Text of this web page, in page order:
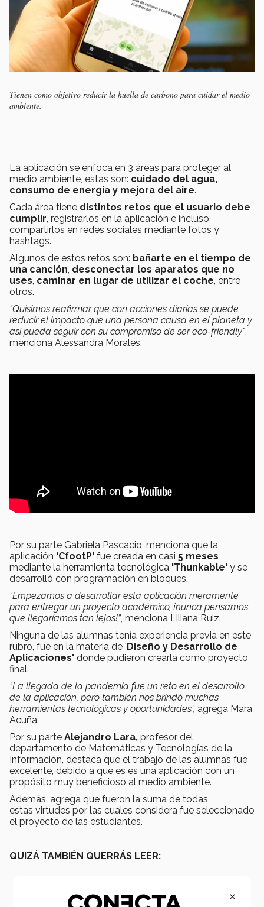
Tienen como objetivo reducir la huella de carbono para cuidar el medio
ambiente.
La aplicación se enfoca en 3 áreas para proteger al
medio ambiente, estas son: cuidado del agua,
consumo de energía y mejora del aire.
Cada área tiene distintos retos que el usuario debe
cumplir, registrarlos en la aplicación e incluso
compartirlos en redes sociales mediante fotos y
hashtags.
Algunos de estos retos son: bañarte en el tiempo de
una canción, desconectar los aparatos que no
uses, caminar en lugar de utilizar el coche, entre
otros.
“Quisimos reafirmar que con acciones diarias se puede
reducir el impacto que una persona causa en el planeta y
así pueda seguir con su compromiso de ser eco-friendly",
menciona Alessandra Morales.
Por su parte Gabriela Pascacio, menciona que la
aplicación 'CfootP' fue creada en casi 5 meses
mediante la herramienta tecnológica 'Thunkable' y se
desarrolló con programación en bloques.
“Empezamos a desarrollar esta aplicación meramente
para entregar un proyecto académico, ¡nunca pensamos
que llegaríamos tan lejos!”, menciona Liliana Ruiz.
Ninguna de las alumnas tenía experiencia previa en este
rubro, fue en la materia de 'Diseño y Desarrollo de
Aplicaciones' donde pudieron crearla como proyecto
final.
“La llegada de la pandemia fue un reto en el desarrollo
de la aplicación, pero también nos brindó muchas
herramientas tecnológicas y oportunidades”, agrega Mara
Acuña.
Por su parte Alejandro Lara, profesor del
departamento de Matemáticas y Tecnologías de la
Información, destaca que el trabajo de las alumnas fue
excelente, debido a que es es una aplicación con un
propósito muy beneficioso al medio ambiente.
Además, agrega que fueron la suma de todas
estas virtudes por las cuales considera fue seleccionado
el proyecto de las estudiantes.
QUIZÁ TAMBIÉN QUERRÁS LEER:
×